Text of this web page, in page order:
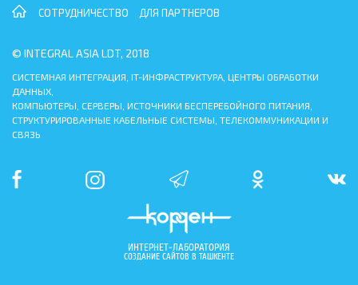
СОТРУДНИЧЕСТВО ДЛЯ ПАРТНЕРОВ
© INTEGRAL ASIA LDT, 2018
СИСТЕМНАЯ ИНТЕГРАЦИЯ, IT-ИНФРАСТРУКТУРА, ЦЕНТРЫ ОБРАБОТКИ
ДАННЫХ,
КОМПЬЮТЕРЫ, СЕРВЕРЫ, ИСТОЧНИКИ БЕСПЕРЕБОЙНОГО ПИТАНИЯ,
СТРУКТУРИРОВАННЫЕ КАБЕЛЬНЫЕ СИСТЕМЫ, ТЕЛЕКОММУНИКАЦИИ И
СВЯЗЬ
ИНТЕРНЕТ-ЛАБОРАТОРИЯ
СОЗДАНИЕ САЙТОВ В ТАШКЕНТЕ